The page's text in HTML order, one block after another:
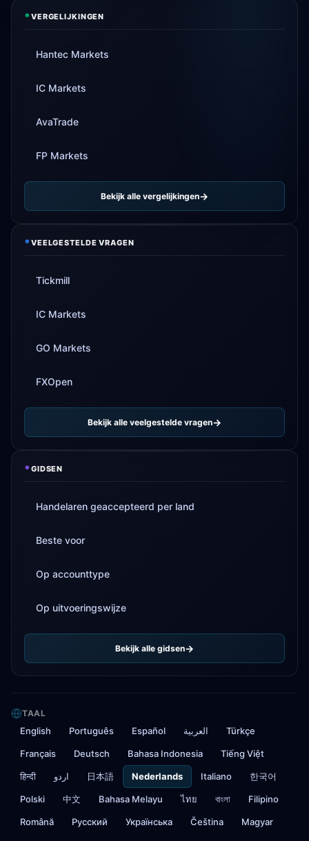
*VERGELIJKINGEN
Hantec Markets
IC Markets
AvaTrade
FP Markets
Bekijk alle vergelijkingen
*VEELGESTELDE VRAGEN
Tickmill
IC Markets
GO Markets
FXOpen
Bekijk alle veelgestelde vragen
*GIDSEN
Handelaren geaccepteerd per land
Beste voor
Op accounttype
Op uitvoeringswijze
Bekijk alle gidsen
TAAL
English Português Español العربية Türkçe
Français Deutsch Bahasa Indonesia Tiếng Việt
हिन्दी اردو 日本語 Nederlands Italiano 한국어
Polski 中文 Bahasa Melayu ไทย বাংলা Filipino
Română Русский Українська Čeština Magyar